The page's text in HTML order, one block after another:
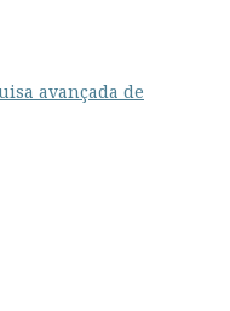
avançada de